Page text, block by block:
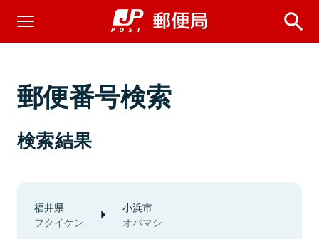
郵便番号検索
検索結果
福井県
フクイケン
小浜市
オバマシ